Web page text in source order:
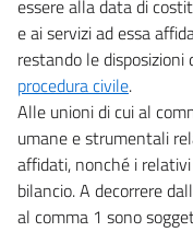
essere alla data di
e ai servizi ad essa
restando le disposizioni
procedura civile.
Alle unioni di cui al
umane e strumentali
affidati, nonché i
bilancio. A decorrere
al comma 1 sono